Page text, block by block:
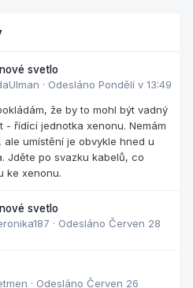
svetlo
· Odesláno Pondělí v 13:49
že by to mohl být vadný
- řídící jednotka xenonu. Nemám
ale umístění je obvykle hned u
Jděte po svazku kabelů, co
ke xenonu.
svetlo
· Odesláno Červen 28
· Odesláno Červen 26